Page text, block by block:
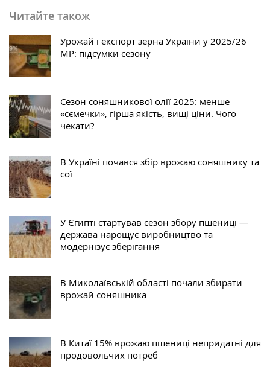
Читайте також
Урожай і експорт зерна України у 2025/26
МР: підсумки сезону
Сезон соняшникової олії 2025: менше
«сємечки», гірша якість, вищі ціни. Чого
чекати?
В Україні почався збір врожаю соняшнику та
сої
У Єгипті стартував сезон збору пшениці —
держава нарощує виробництво та
модернізує зберігання
В Миколаївській області почали збирати
врожай соняшника
В Китаї 15% врожаю пшениці непридатні для
продовольчих потреб